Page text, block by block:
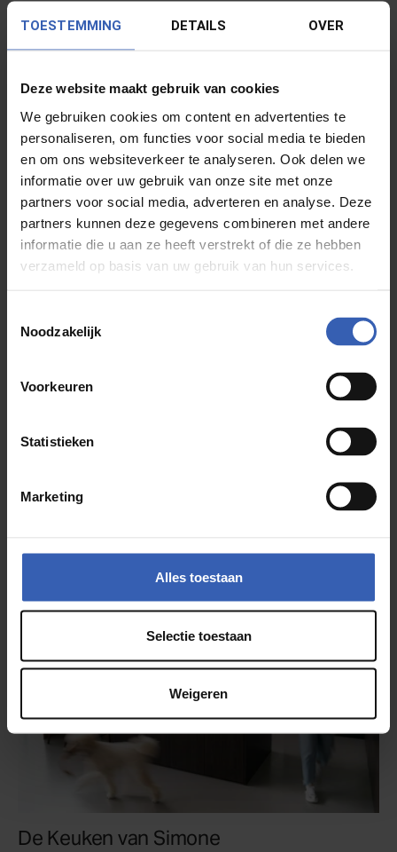
TOESTEMMING DETAILS OVER
Deze website maakt gebruik van cookies
We gebruiken cookies om content en advertenties te
personaliseren, om functies voor social media te bieden
en om ons websiteverkeer te analyseren. Ook delen we
informatie over uw gebruik van onze site met onze
partners voor social media, adverteren en analyse. Deze
partners kunnen deze gegevens combineren met andere
informatie die u aan ze heeft verstrekt of die ze hebben
verzameld op basis van uw gebruik van hun services.
Noodzakelijk
Voorkeuren
Statistieken
Marketing
Alles toestaan
Selectie toestaan
Weigeren
Kom langs in onze
showroom in
Rotterdam
Maak een afspraak
De Keuken van Simone